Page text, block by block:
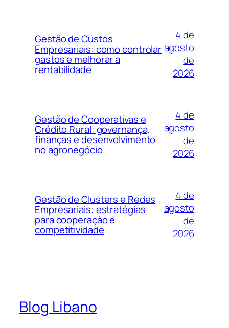
Gestão de Custos
Empresariais: como controlar
gastos e melhorar a
rentabilidade
4 de
agosto
de
2026
Gestão de Cooperativas e
Crédito Rural: governança,
finanças e desenvolvimento
no agronegócio
4 de
agosto
de
2026
Gestão de Clusters e Redes
Empresariais: estratégias
para cooperação e
competitividade
4 de
agosto
de
2026
Blog Libano